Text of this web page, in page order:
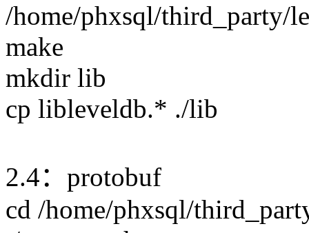
/home/phxsql/third_party/
make
mkdir lib
cp libleveldb.* ./lib
2.4：protobuf
cd /home/phxsql/